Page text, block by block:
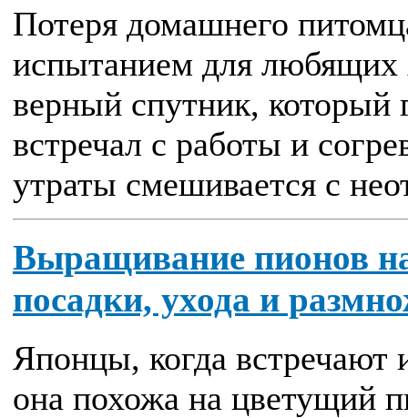
Потеря домашнего
испытанием для любящих
верный спутник, который
встречал с работы и
утраты смешивается с
Выращивание пионов
посадки, ухода и
Японцы, когда
она похожа на цветущий